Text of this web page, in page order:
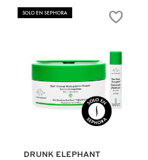
SOLO EN SEPHORA
Ver más
DRUNK ELEPHANT